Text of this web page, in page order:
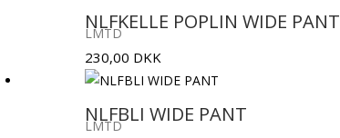
NLFKELLE POPLIN WIDE PANT
LMTD
230,00 DKK
NLFBLI WIDE PANT
LMTD